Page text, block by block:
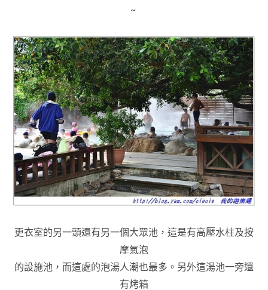
~
更衣室的另一頭還有另一個大眾池，這是有高壓水柱及按
摩氣泡
的設施池 ， 而這處的泡湯人潮也最多 。 另外這湯池一旁還
有烤箱